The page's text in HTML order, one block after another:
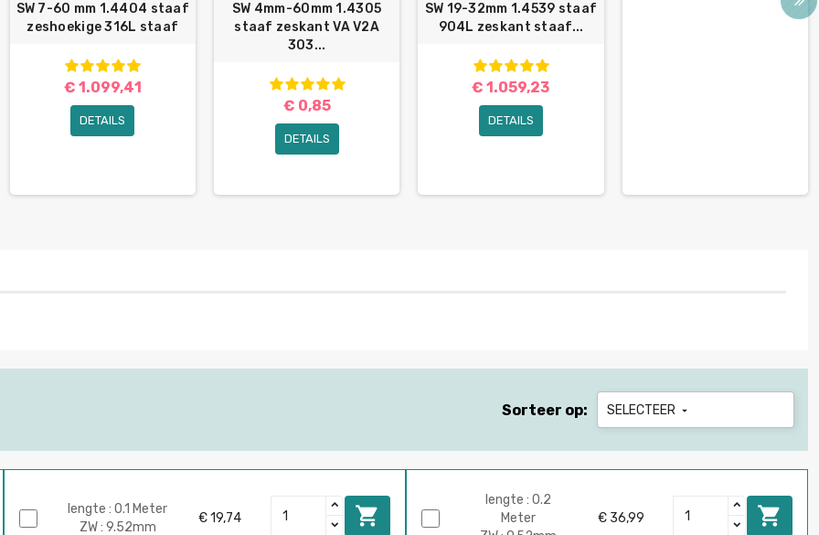
SW 7-60 mm 1.4404 staaf
zeshoekige 316L staaf
€ 1.099,41
DETAILS
SW 4mm-60mm 1.4305
staaf zeskant VA V2A
303...
€ 0,85
DETAILS
SW 19-32mm 1.4539 staaf
904L zeskant staaf...
€ 1.059,23
DETAILS
Sorteer op: SELECTEER 
lengte : 0.1 Meter
ZW : 9.52mm
€ 19,74 
lengte : 0.2
Meter
€ 36,99 